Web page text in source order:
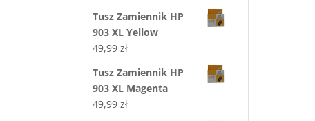
Tusz Zamiennik HP
903 XL Yellow
49,99zł
Tusz Zamiennik HP
903 XL Magenta
49,99zł